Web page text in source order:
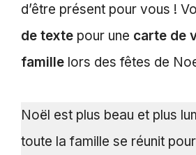
d’être présent pour vous !
de texte pour une carte de
famille lors des fêtes de
Noël est plus beau et plus
toute la famille se réunit